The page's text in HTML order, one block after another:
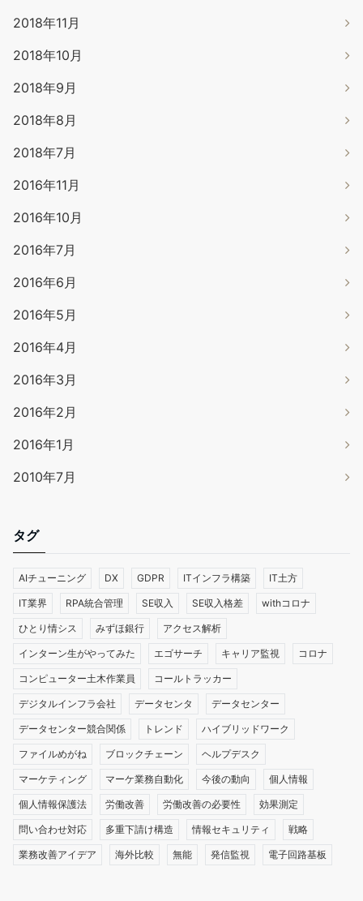
2018年11月
2018年10月
2018年9月
2018年8月
2018年7月
2016年11月
2016年10月
2016年7月
2016年6月
2016年5月
2016年4月
2016年3月
2016年2月
2016年1月
2010年7月
タグ
AIチューニング DX GDPR ITインフラ構築 IT土方
IT業界 RPA統合管理 SE収入 SE収入格差 withコロナ
ひとり情シス みずほ銀行 アクセス解析
インターン生がやってみた エゴサーチ キャリア監視 コロナ
コンピューター土木作業員 コールトラッカー
デジタルインフラ会社 データセンタ データセンター
データセンター競合関係 トレンド ハイブリッドワーク
ファイルめがね ブロックチェーン ヘルプデスク
マーケティング マーケ業務自動化 今後の動向 個人情報
個人情報保護法 労働改善 労働改善の必要性 効果測定
問い合わせ対応 多重下請け構造 情報セキュリティ 戦略
業務改善アイデア 海外比較 無能 発信監視 電子回路基板